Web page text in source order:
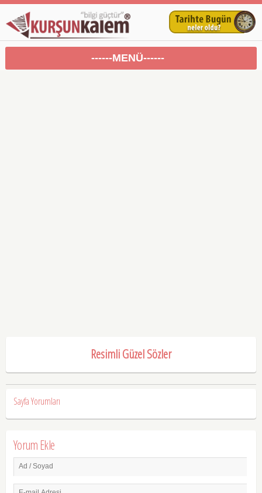
------MENÜ------
Resimli Güzel Sözler
Sayfa Yorumları
Yorum Ekle
Ad / Soyad